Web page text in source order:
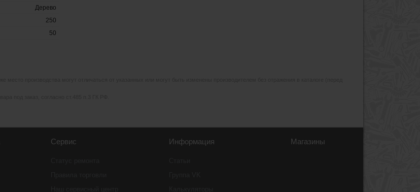
Дерево
250
50
Сервис Информация Магазины